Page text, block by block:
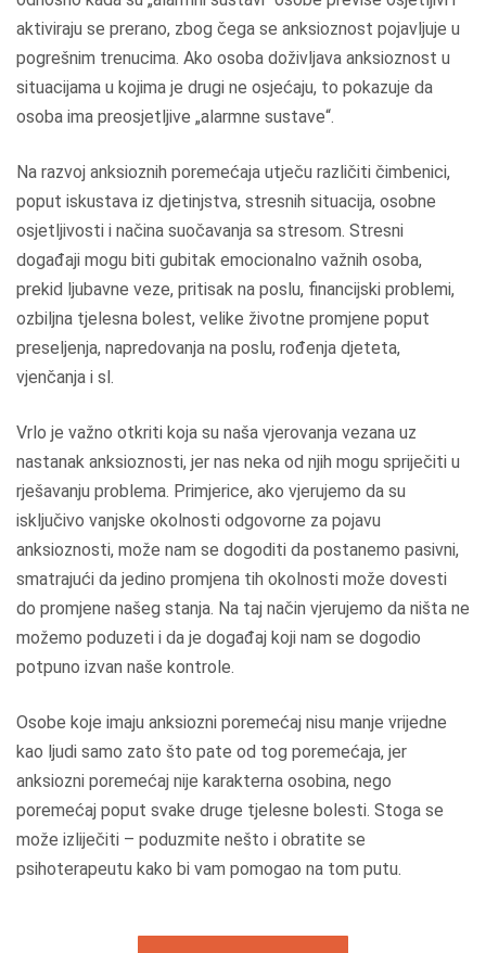
aktiviraju se prerano, zbog čega se anksioznost pojavljuje u
pogrešnim trenucima. Ako osoba doživljava anksioznost u
situacijama u kojima je drugi ne osjećaju, to pokazuje da
osoba ima preosjetljive „alarmne sustave“.
Na razvoj anksioznih poremećaja utječu različiti čimbenici,
poput iskustava iz djetinjstva, stresnih situacija, osobne
osjetljivosti i načina suočavanja sa stresom. Stresni
događaji mogu biti gubitak emocionalno važnih osoba,
prekid ljubavne veze, pritisak na poslu, financijski problemi,
ozbiljna tjelesna bolest, velike životne promjene poput
preseljenja, napredovanja na poslu, rođenja djeteta,
vjenčanja i sl.
Vrlo je važno otkriti koja su naša vjerovanja vezana uz
nastanak anksioznosti, jer nas neka od njih mogu spriječiti u
rješavanju problema. Primjerice, ako vjerujemo da su
isključivo vanjske okolnosti odgovorne za pojavu
anksioznosti, može nam se dogoditi da postanemo pasivni,
smatrajući da jedino promjena tih okolnosti može dovesti
do promjene našeg stanja. Na taj način vjerujemo da ništa ne
možemo poduzeti i da je događaj koji nam se dogodio
potpuno izvan naše kontrole.
Osobe koje imaju anksiozni poremećaj nisu manje vrijedne
kao ljudi samo zato što pate od tog poremećaja, jer
anksiozni poremećaj nije karakterna osobina, nego
poremećaj poput svake druge tjelesne bolesti. Stoga se
može izliječiti – poduzmite nešto i obratite se
psihoterapeutu kako bi vam pomogao na tom putu.